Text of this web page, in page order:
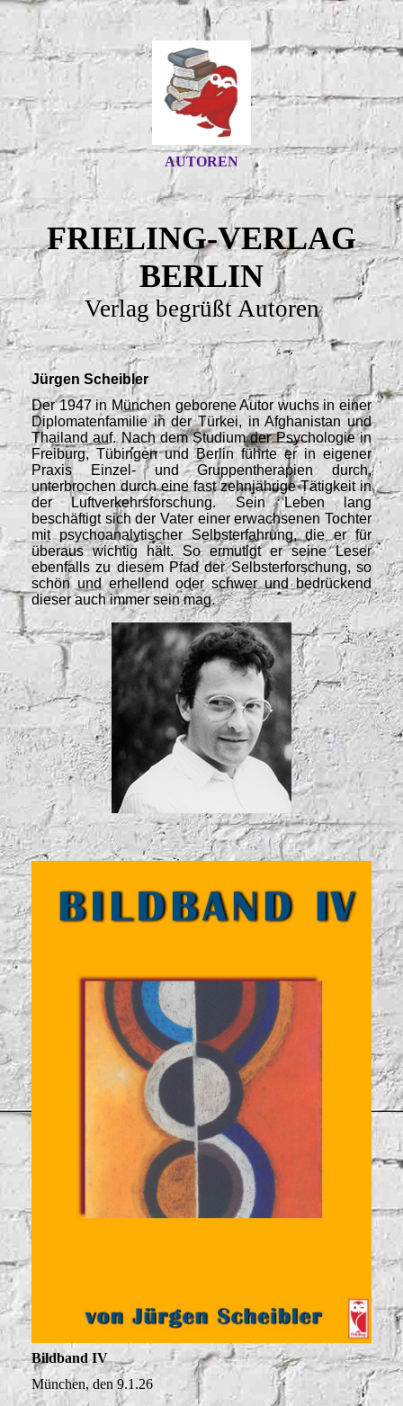
AUTOREN
FRIELING-VERLAG
BERLIN
Verlag begrüßt Autoren
Jürgen Scheibler
Der 1947 in München geborene Autor wuchs in einer
Diplomatenfamilie in der Türkei, in Afghanistan und
Thailand auf. Nach dem Studium der Psychologie in
Freiburg, Tübingen und Berlin führte er in eigener
Praxis Einzel- und Gruppentherapien durch,
unterbrochen durch eine fast zehnjährige Tätigkeit in
der Luftverkehrsforschung. Sein Leben lang
beschäftigt sich der Vater einer erwachsenen Tochter
mit psychoanalytischer Selbsterfahrung, die er für
überaus wichtig hält. So ermutigt er seine Leser
ebenfalls zu diesem Pfad der Selbsterforschung, so
schön und erhellend oder schwer und bedrückend
dieser auch immer sein mag.
Bildband IV
München, den 9.1.26